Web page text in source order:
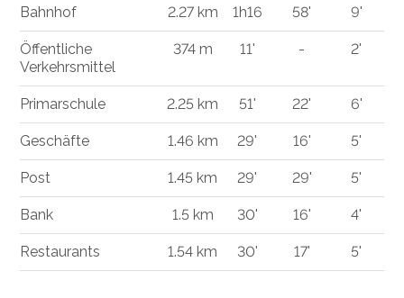
Bahnhof 2.27 km 1h16 58' 9'
Öffentliche
Verkehrsmittel
374 m 11' - 2'
Primarschule 2.25 km 51' 22' 6'
Geschäfte 1.46 km 29' 16' 5'
Post 1.45 km 29' 29' 5'
Bank 1.5 km 30' 16' 4'
Restaurants 1.54 km 30' 17' 5'